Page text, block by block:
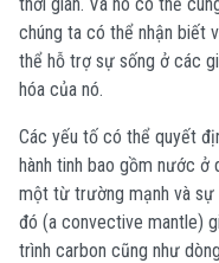
thời gian. Và nó có thể
chúng ta có thể nhận biết
thể hỗ trợ sự sống ở các
hóa của nó.
Các yếu tố có thể quyết
hành tinh bao gồm nước
một từ trường mạnh và sự
đó (a convective mantle)
trình carbon cũng như